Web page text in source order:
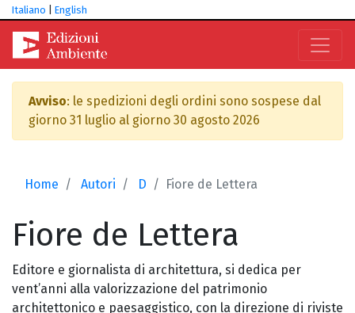
Italiano English
Avviso: le spedizioni degli ordini sono sospese dal
giorno 31 luglio al giorno 30 agosto 2026
Home Autori D Fiore de Lettera
Fiore de Lettera
Editore e giornalista di architettura, si dedica per
vent’anni alla valorizzazione del patrimonio
architettonico e paesaggistico, con la direzione di riviste